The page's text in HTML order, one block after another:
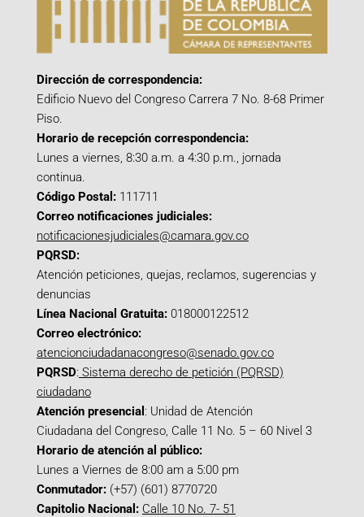
Dirección de correspondencia:
Edificio Nuevo del Congreso Carrera 7 No. 8-68 Primer
Piso.
Horario de recepción correspondencia:
Lunes a viernes, 8:30 a.m. a 4:30 p.m., jornada
continua.
Código Postal: 111711
Correo notificaciones judiciales:
notificacionesjudiciales@camara.gov.co
PQRSD:
Atención peticiones, quejas, reclamos, sugerencias y
denuncias
Línea Nacional Gratuita: 018000122512
Correo electrónico:
atencionciudadanacongreso@senado.gov.co
PQRSD: Sistema derecho de petición (PQRSD)
ciudadano
Atención presencial : Unidad de Atención
Ciudadana del Congreso, Calle 11 No. 5 – 60 Nivel 3
Horario de atención al público:
Lunes a Viernes de 8:00 am a 5:00 pm
Conmutador: (+57) (601) 8770720
Capitolio Nacional: Calle 10 No. 7- 51